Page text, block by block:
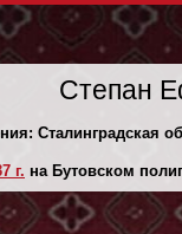
Степан
Сталинградская
г. на Бутовском